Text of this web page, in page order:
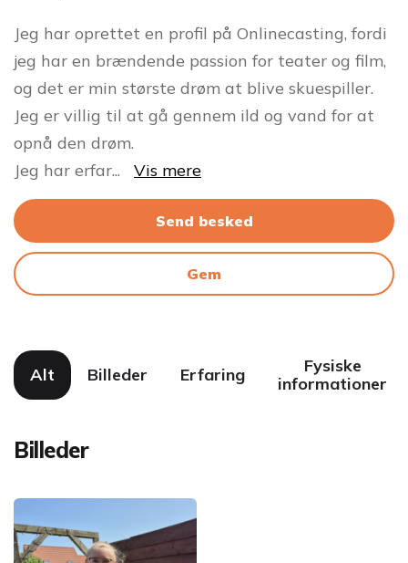
Jeg har oprettet en profil på Onlinecasting, fordi
jeg har en brændende passion for teater og film,
og det er min største drøm at blive skuespiller.
Jeg er villig til at gå gennem ild og vand for at
opnå den drøm.
Jeg har erfar... Vis mere
Send besked
Gem
Alt Billeder Erfaring
Fysiske
informationer
Billeder